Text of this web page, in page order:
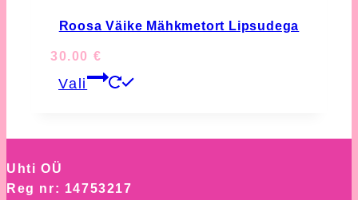
options
product
Roosa Väike Mähkmetort Lipsudega
30.00 €
Vali
Uhti OÜ
Reg nr: 14753217